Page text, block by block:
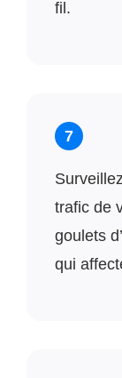
fil.
7
trafic de
goulets
qui